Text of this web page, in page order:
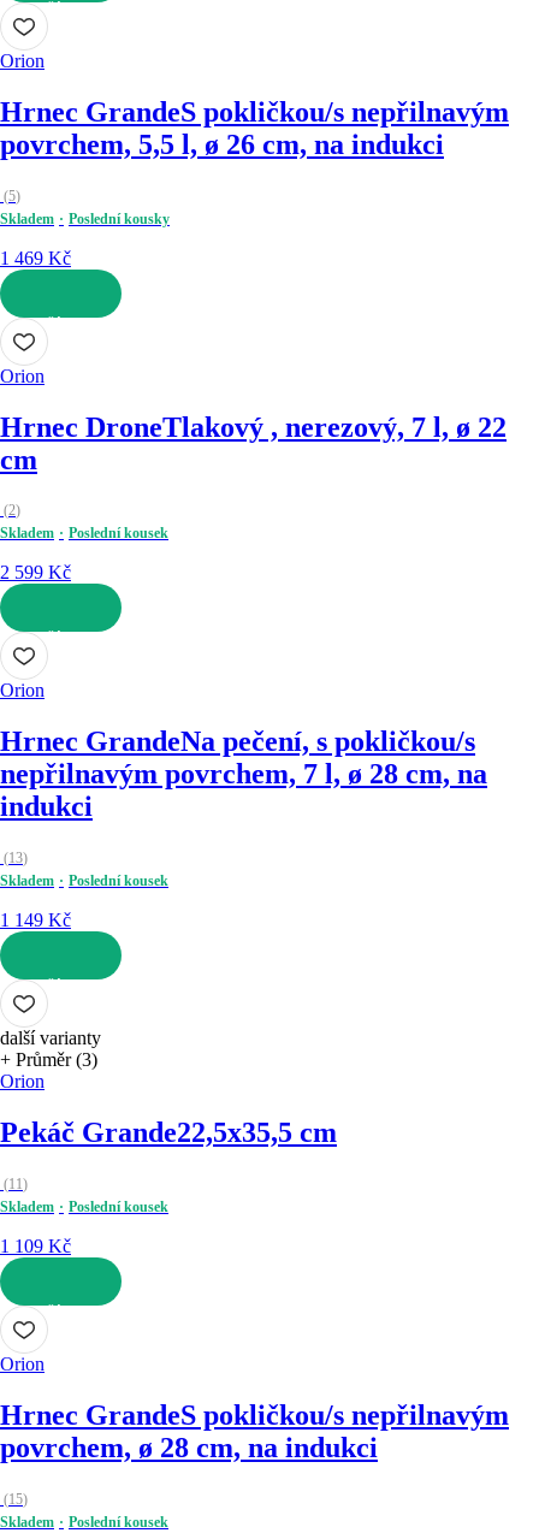
DO KOŠÍKU
Orion
Hrnec GrandeS pokličkou/s nepřilnavým
povrchem, 5,5 l, ø 26 cm, na indukci
(5)
Skladem
Poslední kousky
1 469 Kč
DO KOŠÍKU
Orion
Hrnec DroneTlakový , nerezový, 7 l, ø 22
cm
(2)
Skladem
Poslední kousek
2 599 Kč
DO KOŠÍKU
Orion
Hrnec GrandeNa pečení, s pokličkou/s
nepřilnavým povrchem, 7 l, ø 28 cm, na
indukci
(13)
Skladem
Poslední kousek
1 149 Kč
DO KOŠÍKU
další varianty
+ Průměr (3)
Orion
Pekáč Grande22,5x35,5 cm
(11)
Skladem
Poslední kousek
1 109 Kč
DO KOŠÍKU
Orion
Hrnec GrandeS pokličkou/s nepřilnavým
povrchem, ø 28 cm, na indukci
(15)
Skladem
Poslední kousek